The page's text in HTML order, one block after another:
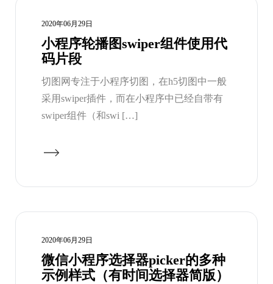
2020年06月29日
小程序轮播图swiper组件使用代
码片段
切图网专注于小程序切图，在h5切图中一般
采用swiper插件，而在小程序中已经自带有
swiper组件（和swi […]
2020年06月29日
微信小程序选择器picker的多种
示例样式（有时间选择器简版）